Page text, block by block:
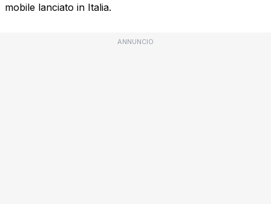
mobile lanciato in Italia.
ANNUNCIO